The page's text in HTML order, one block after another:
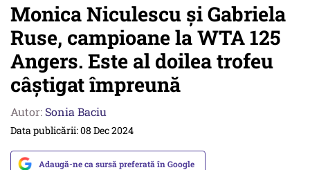
Monica Niculescu și Gabriela
Ruse, campioane la WTA 125
Angers. Este al doilea trofeu
câștigat împreună
Autor: Sonia Baciu
Data publicării: 08 Dec 2024
Adaugă-ne ca sursă preferată în Google